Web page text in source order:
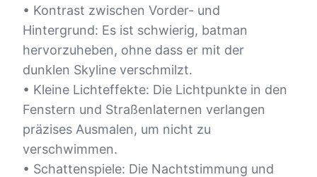
• Kontrast zwischen Vorder- und
Hintergrund: Es ist schwierig, batman
hervorzuheben, ohne dass er mit der
dunklen Skyline verschmilzt.
• Kleine Lichteffekte: Die Lichtpunkte in den
Fenstern und Straßenlaternen verlangen
präzises Ausmalen, um nicht zu
verschwimmen.
• Schattenspiele: Die Nachtstimmung und